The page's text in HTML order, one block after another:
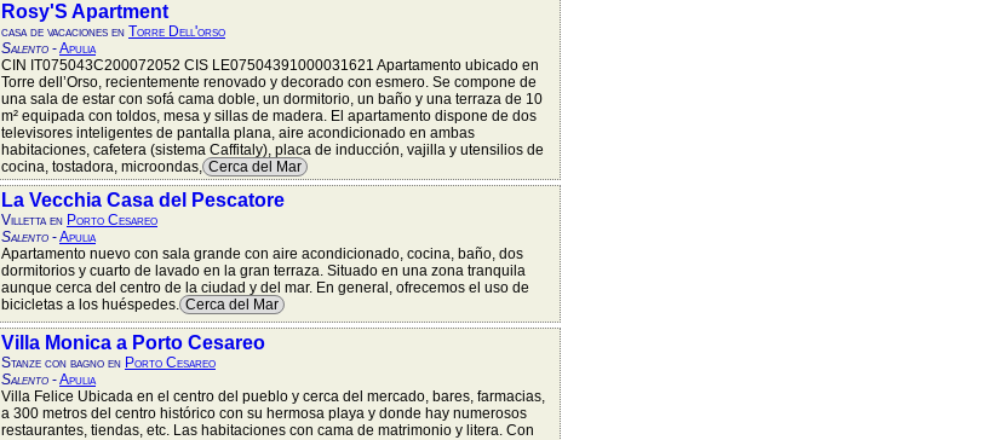
Rosy'S Apartment
casa de vacaciones en Torre Dell'orso
Salento -Apulia
CIN IT075043C200072052 CIS LE07504391000031621 Apartamento ubicado en
Torre dell’Orso, recientemente renovado y decorado con esmero. Se compone de
una sala de estar con sofá cama doble, un dormitorio, un baño y una terraza de 10
m² equipada con toldos, mesa y sillas de madera. El apartamento dispone de dos
televisores inteligentes de pantalla plana, aire acondicionado en ambas
habitaciones, cafetera (sistema Caffitaly), placa de inducción, vajilla y utensilios de
cocina, tostadora, microondas, Cerca del Mar
La Vecchia Casa del Pescatore
Villetta en Porto Cesareo
Salento -Apulia
Apartamento nuevo con sala grande con aire acondicionado, cocina, baño, dos
dormitorios y cuarto de lavado en la gran terraza. Situado en una zona tranquila
aunque cerca del centro de la ciudad y del mar. En general, ofrecemos el uso de
bicicletas a los huéspedes. Cerca del Mar
Villa Monica a Porto Cesareo
Stanze con bagno en Porto Cesareo
Salento -Apulia
Villa Felice Ubicada en el centro del pueblo y cerca del mercado, bares, farmacias,
a 300 metros del centro histórico con su hermosa playa y donde hay numerosos
restaurantes, tiendas, etc. Las habitaciones con cama de matrimonio y litera. Con